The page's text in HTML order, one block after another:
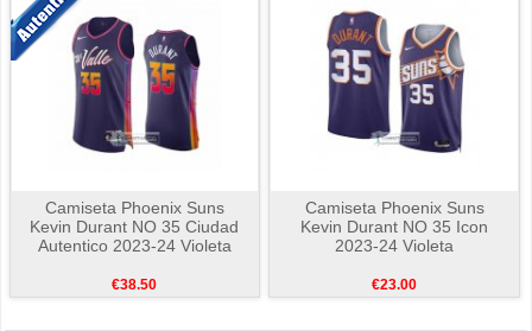
Camiseta Phoenix Suns
Kevin Durant NO 35 Ciudad
Autentico 2023-24 Violeta
€38.50
Camiseta Phoenix Suns
Kevin Durant NO 35 Icon
2023-24 Violeta
€23.00